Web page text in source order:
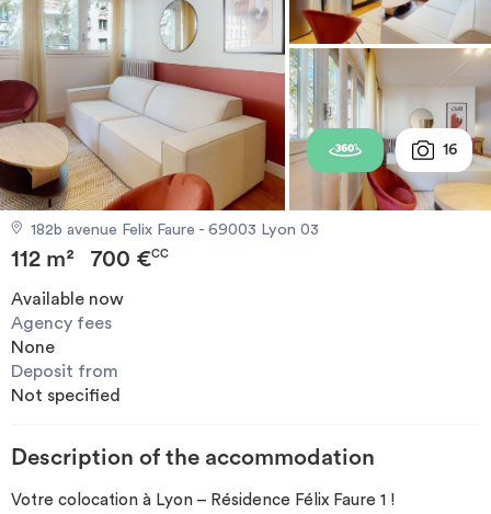
Propose accommodation
Cities
Invest
Blog
16
182b avenue Felix Faure - 69003 Lyon 03
112 m² 700 €CC
Available now
Agency fees
None
Deposit from
Not specified
Description of the accommodation
Votre colocation à Lyon – Résidence Félix Faure 1 !